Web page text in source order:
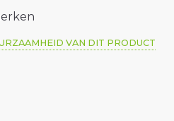
VAN DIT PRODUCT